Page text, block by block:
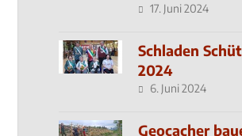
17. Juni 2024
Schladen
2024
6. Juni 2024
Geocacher